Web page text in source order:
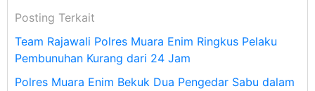
Posting Terkait
Team Rajawali Polres Muara Enim Ringkus Pelaku
Pembunuhan Kurang dari 24 Jam
Polres Muara Enim Bekuk Dua Pengedar Sabu dalam